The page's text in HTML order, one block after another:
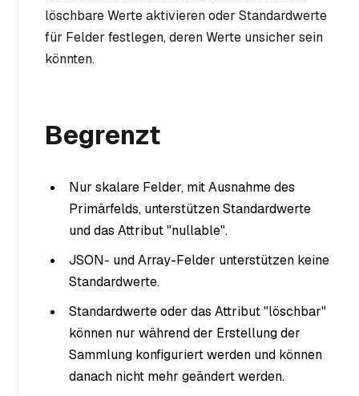
löschbare Werte aktivieren oder Standardwerte
für Felder festlegen, deren Werte unsicher sein
könnten.
Begrenzt
Nur skalare Felder, mit Ausnahme des
Primärfelds, unterstützen Standardwerte
und das Attribut "nullable".
JSON- und Array-Felder unterstützen keine
Standardwerte.
Standardwerte oder das Attribut "löschbar"
können nur während der Erstellung der
Sammlung konfiguriert werden und können
danach nicht mehr geändert werden.